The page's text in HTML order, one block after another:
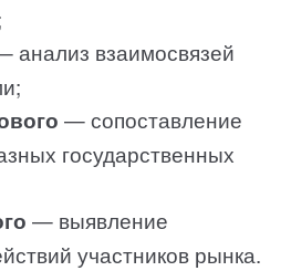
анализ взаимосвязей
— сопоставление
государственных
— выявление
участников рынка.